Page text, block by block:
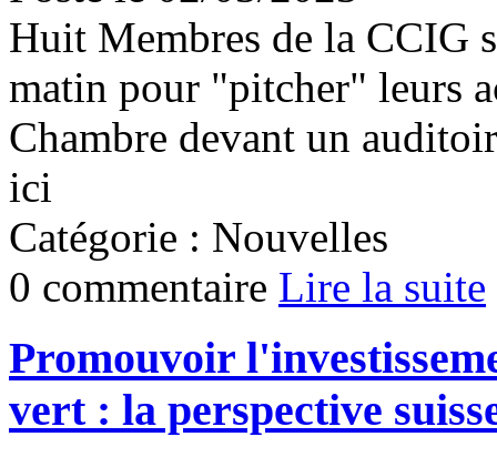
Huit Membres de la CCIG
matin pour "pitcher" leurs
Chambre devant un
ici
Catégorie : Nouvelles
0 commentaire Lire la suite
Promouvoir
vert : la perspective